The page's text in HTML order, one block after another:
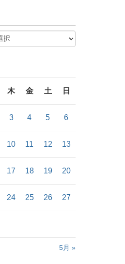
木 金 土 日
3 4 5 6
10 11 12 13
17 18 19 20
24 25 26 27
5月 »